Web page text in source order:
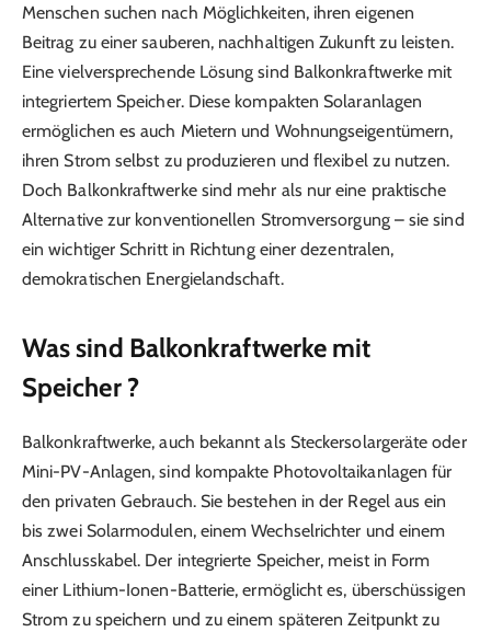
Menschen suchen nach Möglichkeiten, ihren eigenen
Beitrag zu einer sauberen, nachhaltigen Zukunft zu leisten.
Eine vielversprechende Lösung sind Balkonkraftwerke mit
integriertem Speicher. Diese kompakten Solaranlagen
ermöglichen es auch Mietern und Wohnungseigentümern,
ihren Strom selbst zu produzieren und flexibel zu nutzen.
Doch Balkonkraftwerke sind mehr als nur eine praktische
Alternative zur konventionellen Stromversorgung – sie sind
ein wichtiger Schritt in Richtung einer dezentralen,
demokratischen Energielandschaft.
Was sind Balkonkraftwerke mit
Speicher ?
Balkonkraftwerke, auch bekannt als Steckersolargeräte oder
Mini-PV-Anlagen, sind kompakte Photovoltaikanlagen für
den privaten Gebrauch. Sie bestehen in der Regel aus ein
bis zwei Solarmodulen, einem Wechselrichter und einem
Anschlusskabel. Der integrierte Speicher, meist in Form
einer Lithium-Ionen-Batterie, ermöglicht es, überschüssigen
Strom zu speichern und zu einem späteren Zeitpunkt zu